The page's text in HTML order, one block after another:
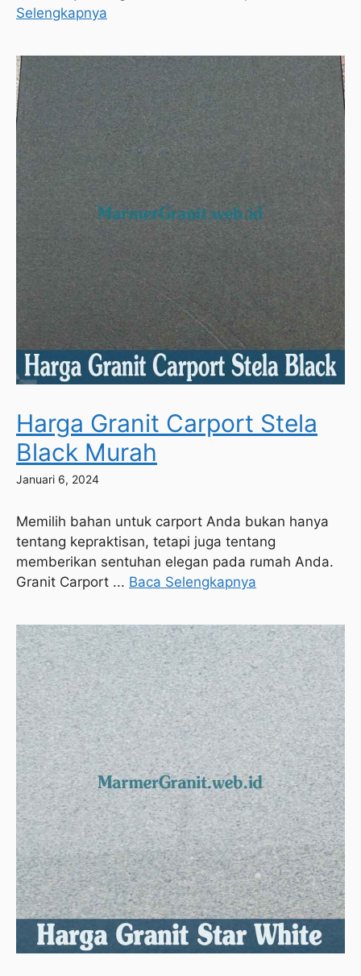
Selengkapnya
Harga Granit Carport Stela
Black Murah
Januari 6, 2024
Memilih bahan untuk carport Anda bukan hanya
tentang kepraktisan, tetapi juga tentang
memberikan sentuhan elegan pada rumah Anda.
Granit Carport ... Baca Selengkapnya